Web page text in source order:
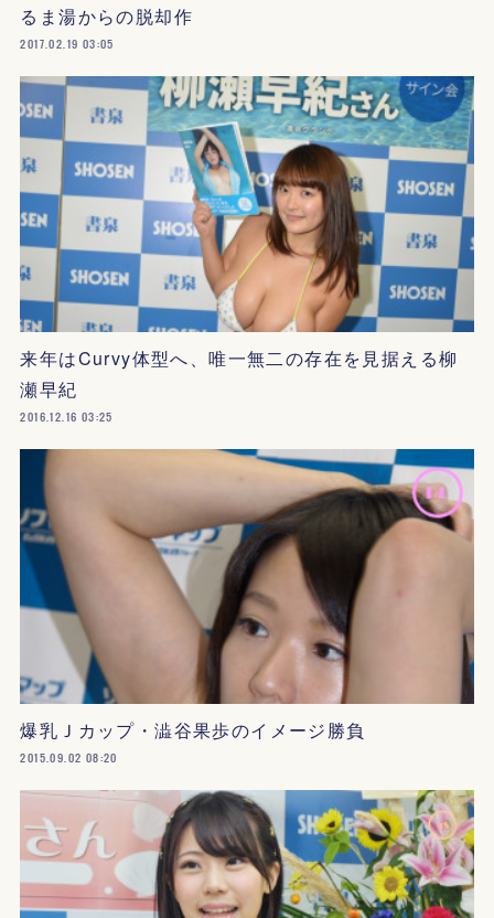
るま湯からの脱却作
2017.02.19 03:05
来年はCurvy体型へ、唯一無二の存在を見据える柳
瀬早紀
2016.12.16 03:25
爆乳Ｊカップ・澁谷果歩のイメージ勝負
2015.09.02 08:20